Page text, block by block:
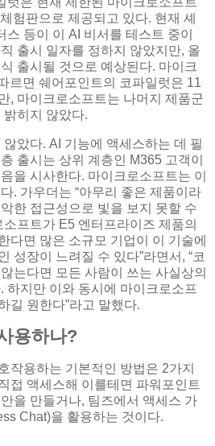
험판으로 제공되고 있다. 현재 셰
스 등이 이 AI 비서를 테스트 중이
출시 일자를 정하지 않았지만, 올
출시될 것으로 예상된다. 마이크
르면 쉐어포인트의 코파일럿은 11
, 마이크로소프트는 나머지 제품군
히지 않았다.
았다. AI 기능에 액세스하는 데 필
출시는 상위 계층인 M365 고객이
을 시사한다. 마이크로소프트는 이
. 가우더는 “아무리 좋은 제품이라
한 접근성으로 빛을 보지 못할 수
프트가 E5 엔터프라이즈 제품의
다면 많은 소규모 기업이 이 기술에
성장이 느려질 수 있다”라면서, “코
는다면 모든 사람이 쓰는 사실상의
하지만 이와 동시에 마이크로소프
길 원한다”라고 말했다.
용하나?
작용하는 기본적인 방법은 2가지
접 액세스해 이를테면 파워포인트
을 만들거나, 팀즈에서 액세스 가
Chat)을 활용하는 것이다.